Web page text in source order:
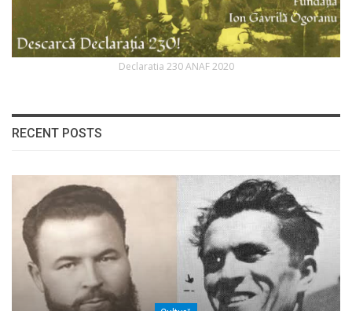
Declaratia 230 ANAF 2020
RECENT POSTS